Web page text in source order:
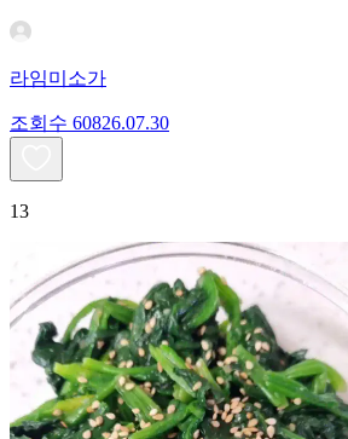
라임미소가
조회수 60826.07.30
13